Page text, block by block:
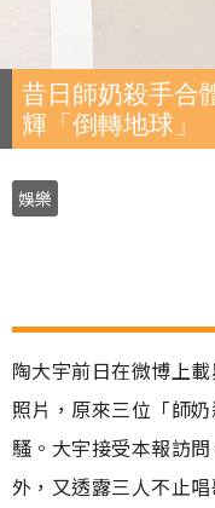
昔日師奶殺手合
輝「倒轉地球」
娛樂
陶大宇前日在微博上
照片，原來三位「師
騷。大宇接受本報訪
外，又透露三人不止